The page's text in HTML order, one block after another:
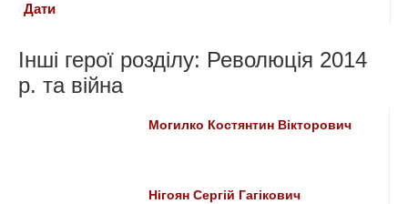
Дати
Інші герої розділу: Революція 2014
р. та війна
Могилко Костянтин Вікторович
Нігоян Сергій Гагікович